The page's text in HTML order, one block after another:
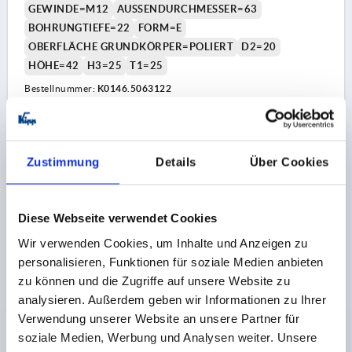
Zustimmung Details Über Cookies
Diese Webseite verwendet Cookies
Wir verwenden Cookies, um Inhalte und Anzeigen zu
personalisieren, Funktionen für soziale Medien anbieten
zu können und die Zugriffe auf unsere Website zu
analysieren. Außerdem geben wir Informationen zu Ihrer
Verwendung unserer Website an unsere Partner für
soziale Medien, Werbung und Analysen weiter. Unsere
GEWINDE=M12
AUSSENDURCHMESSER=63
BOHRUNGTIEFE=22
FORM=E
OBERFLÄCHE GRUNDKÖRPER=POLIERT
D2=20
HÖHE=42
H3=25 T1=25
Bestellnummer: K0146.5063122
17,30 CHF
KREUZGRIFF DIN6335 D=M06, D1=32H=21, FORM:E,
EDELSTAHL GESTRAHLT